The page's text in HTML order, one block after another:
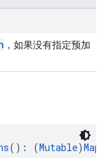
，如果没有指定预加
(): (Mutable)Map